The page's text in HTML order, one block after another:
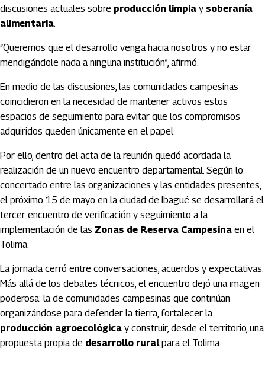
discusiones actuales sobre producción limpia y soberanía
alimentaria.
“Queremos que el desarrollo venga hacia nosotros y no estar
mendigándole nada a ninguna institución”, afirmó.
En medio de las discusiones, las comunidades campesinas
coincidieron en la necesidad de mantener activos estos
espacios de seguimiento para evitar que los compromisos
adquiridos queden únicamente en el papel.
Por ello, dentro del acta de la reunión quedó acordada la
realización de un nuevo encuentro departamental. Según lo
concertado entre las organizaciones y las entidades presentes,
el próximo 15 de mayo en la ciudad de Ibagué se desarrollará el
tercer encuentro de verificación y seguimiento a la
implementación de las Zonas de Reserva Campesina en el
Tolima.
La jornada cerró entre conversaciones, acuerdos y expectativas.
Más allá de los debates técnicos, el encuentro dejó una imagen
poderosa: la de comunidades campesinas que continúan
organizándose para defender la tierra, fortalecer la
producción agroecológica y construir, desde el territorio, una
propuesta propia de desarrollo ruralpara el Tolima.